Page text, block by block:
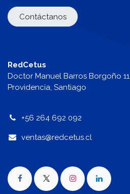
Contáctanos
RedCetus
Doctor Manuel Barros Borgoño
Providencia, Santiago
+56 264 692 092
ventas@redcetus.cl